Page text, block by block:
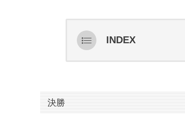
INDEX
決勝
準々決勝 6/2
決勝